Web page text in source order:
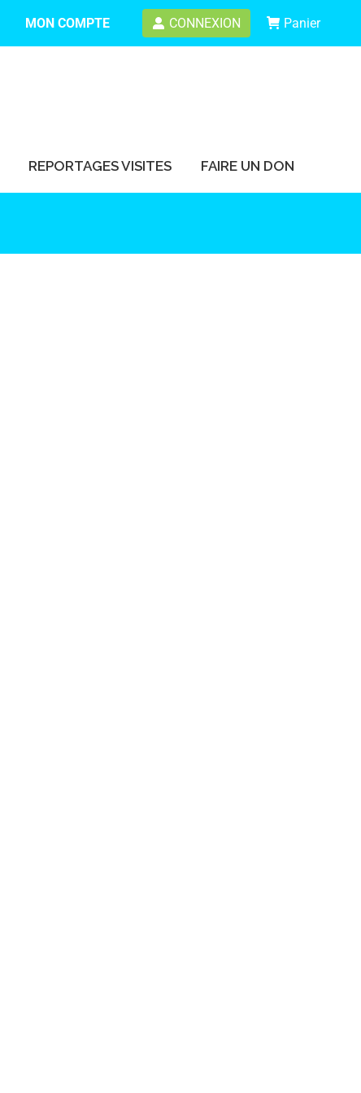
MON COMPTE CONNEXION Panier
REPORTAGES VISITES FAIRE UN DON
REPORTAGES VISITES FAIRE UN DON